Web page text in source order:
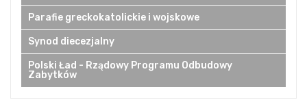
Parafie greckokatolickie i wojskowe
Synod diecezjalny
Polski Ład - Rządowy Programu Odbudowy
Zabytków